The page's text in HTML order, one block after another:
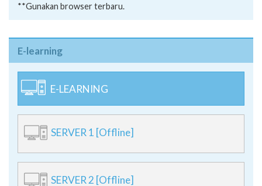
**Gunakan browser terbaru.
E-learning
E-LEARNING
SERVER 1 [Offline]